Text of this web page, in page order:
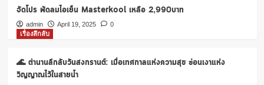
ซอน
4
เมนู
จัดโปร พัดลมไอเย็น Masterkool เหลือ 2,990บาท
admin April 19, 2025
0
เรื่องลึกลับ
🌊 ตำนานลึกลับวันสงกรานต์: เมื่อเทศกาลแห่งความสุข ซ่อนเงาแห่ง
วิญญาณไว้ในสายน้ำ